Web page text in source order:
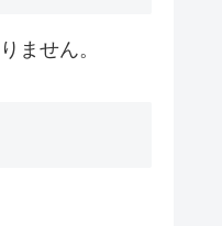
ません。